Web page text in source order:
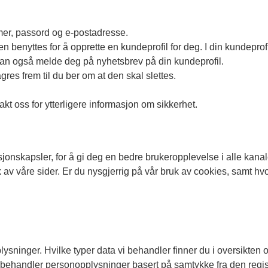
passord og e-postadresse.
benyttes for å opprette en kundeprofil for deg. I din
også melde deg på nyhetsbrev på din kundeprofil.
frem til du ber om at den skal slettes.
oss for ytterligere informasjon om sikkerhet.
for å gi deg en bedre brukeropplevelse i alle
våre sider. Er du nysgjerrig på vår bruk av cookies, samt
Hvilke typer data vi behandler finner du i oversikten
personopplysninger basert på samtykke fra den